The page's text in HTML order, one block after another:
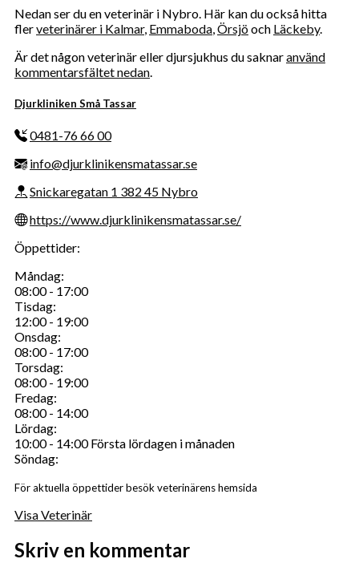
Nedan ser du en veterinär i Nybro. Här kan du också hitta
flerveterinärer i Kalmar, Emmaboda,Örsjöoch Läckeby.
Är det någon veterinär eller djursjukhus du saknaranvänd
kommentarsfältet nedan.
Djurkliniken Små Tassar
0481-76 66 00
info@djurklinikensmatassar.se
Snickaregatan 1 382 45 Nybro
https://www.djurklinikensmatassar.se/
Öppettider:
Måndag:
08:00 - 17:00
Tisdag:
12:00 - 19:00
Onsdag:
08:00 - 17:00
Torsdag:
08:00 - 19:00
Fredag:
08:00 - 14:00
Lördag:
10:00 - 14:00 Första lördagen i månaden
Söndag:
För aktuella öppettider besök veterinärens hemsida
Visa Veterinär
Skriv en kommentar